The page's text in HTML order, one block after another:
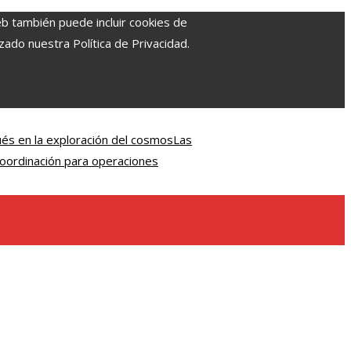
también puede incluir cookies de
nuestra Política de Privacidad.
en la exploración del cosmosLas
para operaciones